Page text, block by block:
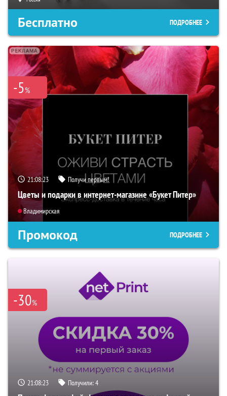
Бесплатно ПОДРОБНЕЕ
-5%
21:08:21 Получи первым!
Цветы и подарки в интернет-магазине «Букет Питер»
Владимирская
Промокод ПОДРОБНЕЕ
-30%
21:08:21 Получили:4